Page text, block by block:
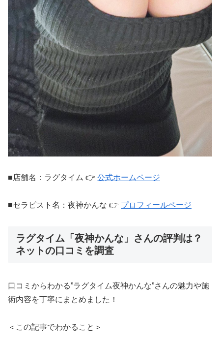
■店舗名：ラグタイム 👉 公式ホームページ
■セラピスト名：夜神かんな 👉 プロフィールページ
ラグタイム「夜神かんな」さんの評判は？
ネットの口コミを調査
口コミからわかる”ラグタイム夜神かんな”さんの魅力や施
術内容を丁寧にまとめました！
＜この記事でわかること＞